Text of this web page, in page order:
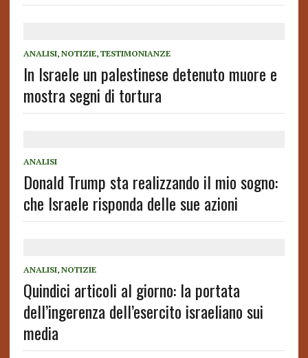
ANALISI, NOTIZIE, TESTIMONIANZE
In Israele un palestinese detenuto muore e
mostra segni di tortura
ANALISI
Donald Trump sta realizzando il mio sogno:
che Israele risponda delle sue azioni
ANALISI, NOTIZIE
Quindici articoli al giorno: la portata
dell’ingerenza dell’esercito israeliano sui
media